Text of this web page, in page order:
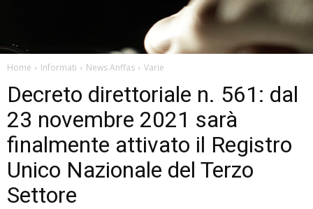
Home Informati News Anffas Varie
Decreto direttoriale n. 561: dal
23 novembre 2021 sarà
finalmente attivato il Registro
Unico Nazionale del Terzo
Settore